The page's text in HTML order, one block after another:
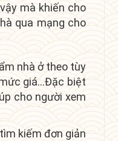
mà khiến cho
qua mạng cho
nhà ở theo tùy
giá…Đặc biệt
cho người xem
kiếm đơn giản